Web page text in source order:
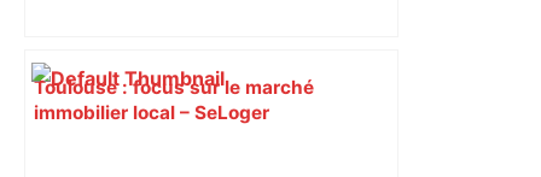
Toulouse : focus sur le marché
immobilier local – SeLoger